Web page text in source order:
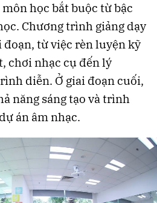
học bắt buộc từ bậc
Chương trình giảng dạy
đoạn, từ việc rèn luyện kỹ
chơi nhạc cụ đến lý
diễn. Ở giai đoạn cuối,
năng sáng tạo và trình
án âm nhạc.